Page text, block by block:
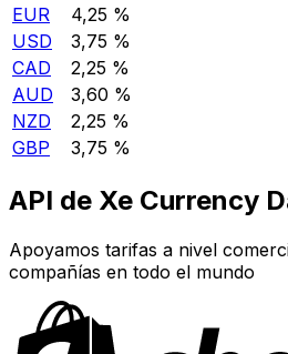
EUR
4,25 %
USD
3,75 %
CAD
2,25 %
AUD
3,60 %
NZD
2,25 %
GBP
3,75 %
API de Xe Currency
Apoyamos tarifas a nivel
compañías en todo el mundo